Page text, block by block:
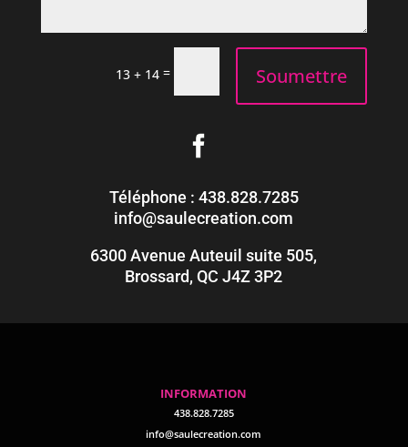
13 + 14 = Soumettre
Téléphone : 438.828.7285
info@saulecreation.com
6300 Avenue Auteuil suite 505,
Brossard, QC J4Z 3P2
INFORMATION
438.828.7285
info@saulecreation.com